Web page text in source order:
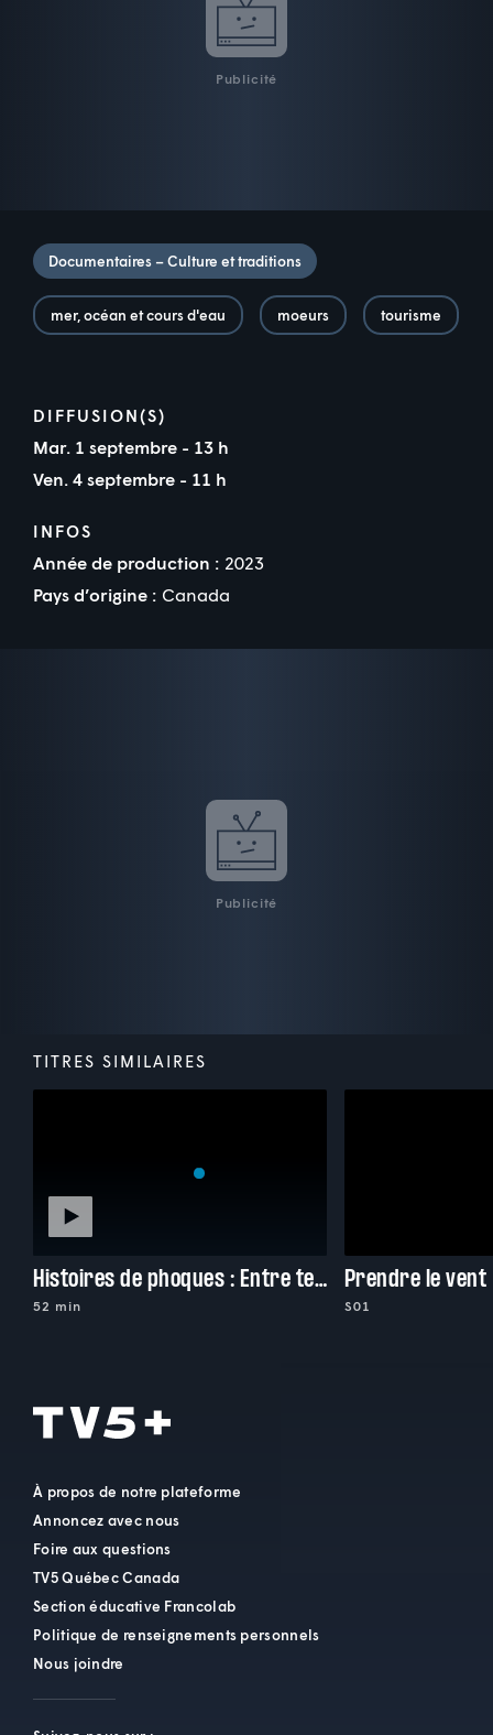
Publicité
Documentaires – Culture et traditions
mer, océan et cours d'eau moeurs tourisme
DIFFUSION(S)
Mar. 1 septembre - 13 h
Ven. 4 septembre - 11 h
INFOS
Année de production : 2023
Pays d’origine : Canada
Publicité
TITRES SIMILAIRES
Histoires de phoques : Entre terre et mer
52 min
Prendre le vent
S01
À propos de notre plateforme
Annoncez avec nous
Foire aux questions
TV5 Québec Canada
Section éducative Francolab
Politique de renseignements personnels
Nous joindre